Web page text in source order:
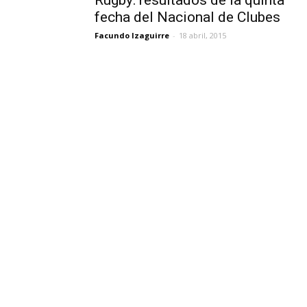
fecha del Nacional de Clubes
Facundo Izaguirre - 18 abril, 2015